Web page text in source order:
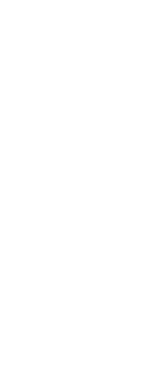
libfuzzer